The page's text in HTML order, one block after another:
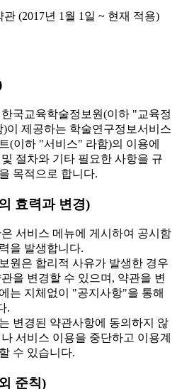
(2017년 1월 1일 ~ 현재 적용)
국교육학술정보원(이하 "교육정
)이 제공하는 학술연구정보서비스
(이하 "서비스" 라함)의 이용에
절차와 기타 필요한 사항을 규
목적으로 합니다.
효력과 변경)
서비스 메뉴에 게시하여 공시함
을 발생합니다.
원은 합리적 사유가 발생한 경우
을 변경할 수 있으며, 약관을 변
는 지체없이 "공지사항"을 통해
.
변경된 약관사항에 동의하지 않
서비스 이용을 중단하고 이용계
수 있습니다.
준칙)